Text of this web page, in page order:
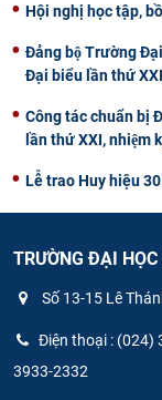
Hội nghị học tập,
Đảng bộ Trường
Đại biểu lần thứ
Công tác chuẩn bị
lần thứ XXI, nhiệm
Lễ trao Huy hiệu
TRƯỜNG ĐẠI HỌC
Số 13-15 Lê
Điện thoại : (024)
3933-2332